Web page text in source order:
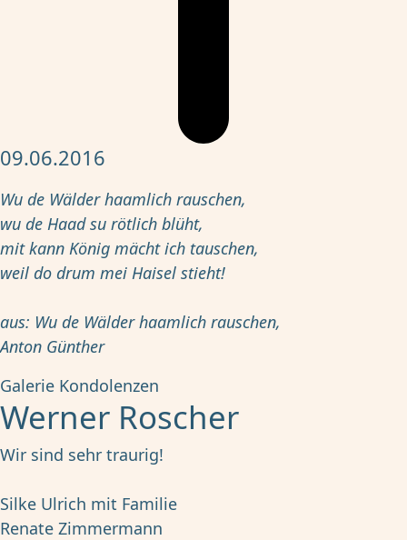
09.06.2016
Wu de Wälder haamlich rauschen,
wu de Haad su rötlich blüht,
mit kann König mächt ich tauschen,
weil do drum mei Haisel stieht!
aus: Wu de Wälder haamlich rauschen,
Anton Günther
Galerie Kondolenzen
Werner Roscher
Wir sind sehr traurig!
Silke Ulrich mit Familie
Renate Zimmermann